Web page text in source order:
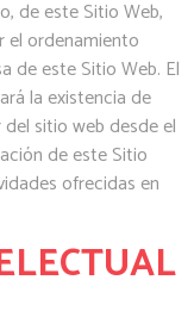
de este Sitio Web,
ordenamiento
de este Sitio Web. El
la existencia de
sitio web desde el
de este Sitio
ofrecidas en